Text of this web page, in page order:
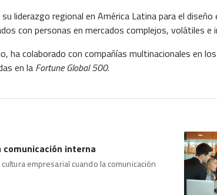
liderazgo regional en América Latina para el
con personas en mercados complejos, volátiles e
ha colaborado con compañías multinacionales en
en la Fortune Global 500.
interna
empresarial cuando la comunicación